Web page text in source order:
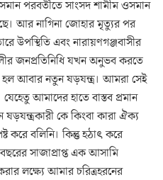
পরবর্তীতে সাংসদ শামীম ওসমান
আর নাগিনা জোহার মৃত্যুর পর
উপস্থিতি এবং নারায়ণগঞ্জবাসীর
জনপ্রতিনিধি যখন অনুভব করতে
আবার নতুন ষড়যন্ত্র। আমরা সেই
যেহেতু আমাদের হাতে বাস্তব প্রমান
কে কিংবা কারা ঐক্য
করে বলিনি। কিন্তু হঠাৎ করে
সাজাপ্রাপ্ত এক আসামি
লক্ষ্যে আমার চরিত্রহরনের